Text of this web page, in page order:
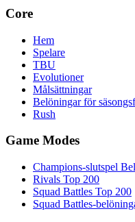
Core
Hem
Spelare
TBU
Evolutioner
Målsättningar
Belöningar för
Rush
Game Modes
Champions-slutspel
Rivals Top 200
Squad Battles Top 200
Squad Battles-